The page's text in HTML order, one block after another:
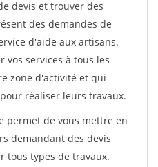
devis et trouver des
des demandes de
d'aide aux artisans.
vos services à tous les
zone d'activité et qui
réaliser leurs travaux.
permet de vous mettre en
demandant des devis
tous types de travaux.